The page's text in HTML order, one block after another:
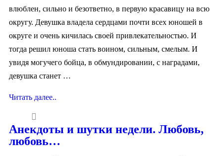
влюблен, сильно и безответно, в первую красавицу на всю
округу. Девушка владела сердцами почти всех юношей в
округе и очень кичилась своей привлекательностью. И
тогда решил юноша стать воином, сильным, смелым. И
увидя могучего бойца, в обмундировании, с наградами,
девушка станет …
Читать далее..
Анекдоты и шутки недели. Любовь,
любовь…